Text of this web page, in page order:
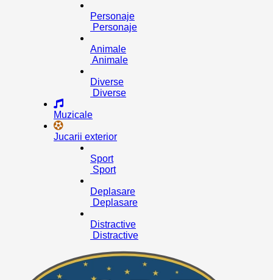
Personaje
Personaje
Animale
Animale
Diverse
Diverse
Muzicale
Jucarii exterior
Sport
Sport
Deplasare
Deplasare
Distractive
Distractive